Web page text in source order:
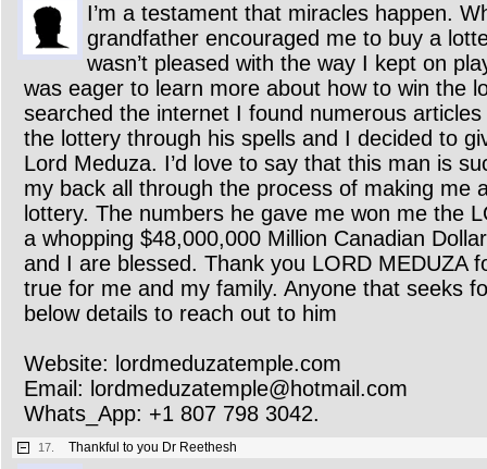
I’m a testament that miracles happen.
grandfather encouraged me to buy a
wasn’t pleased with the way I kept on
was eager to learn more about how to win the
searched the internet I found numerous
the lottery through his spells and I decided to
Lord Meduza. I’d love to say that this man is
my back all through the process of making me
lottery. The numbers he gave me won me the
a whopping $48,000,000 Million Canadian
and I are blessed. Thank you LORD MEDUZA
true for me and my family. Anyone that seeks
below details to reach out to him
Website: lordmeduzatemple.com
Email: lordmeduzatemple@hotmail.com
Whats_App: +1 807 798 3042.
17. Thankful to you Dr Reethesh